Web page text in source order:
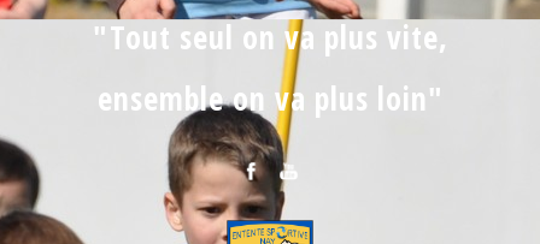
"Tout seul on va plus vite,
ensemble on va plus loin"